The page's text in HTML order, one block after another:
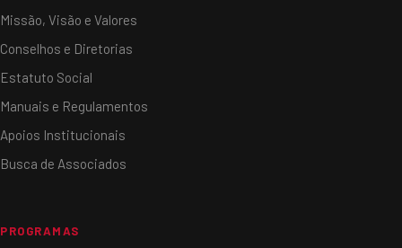
Missão, Visão e Valores
Conselhos e Diretorias
Estatuto Social
Manuais e Regulamentos
Apoios Institucionais
Busca de Associados
PROGRAMAS